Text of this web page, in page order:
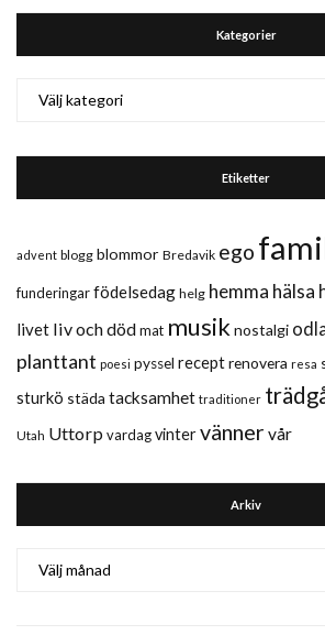
Kategorier
Etiketter
advent blogg blommor Bredavik ego
funderingarfödelsedag helg hemma hälsa
livet liv och dödmat musik nostalgi
planttant poesi pyssel receptrenovera resa
sturkö städa tacksamhet traditioner
Utah Uttorp vardagvintervänner vår
Arkiv